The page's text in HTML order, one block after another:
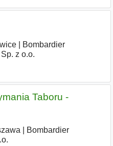
|
Bombardier
z o.o.
Taboru -
Bombardier